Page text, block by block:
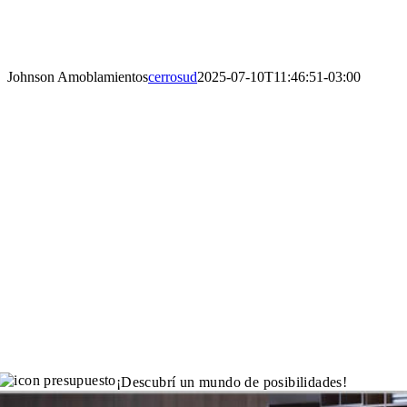
Johnson Amoblamientoscerrosud2025-07-10T11:46:51-03:00
¡Descubrí un mundo de posibilidades!